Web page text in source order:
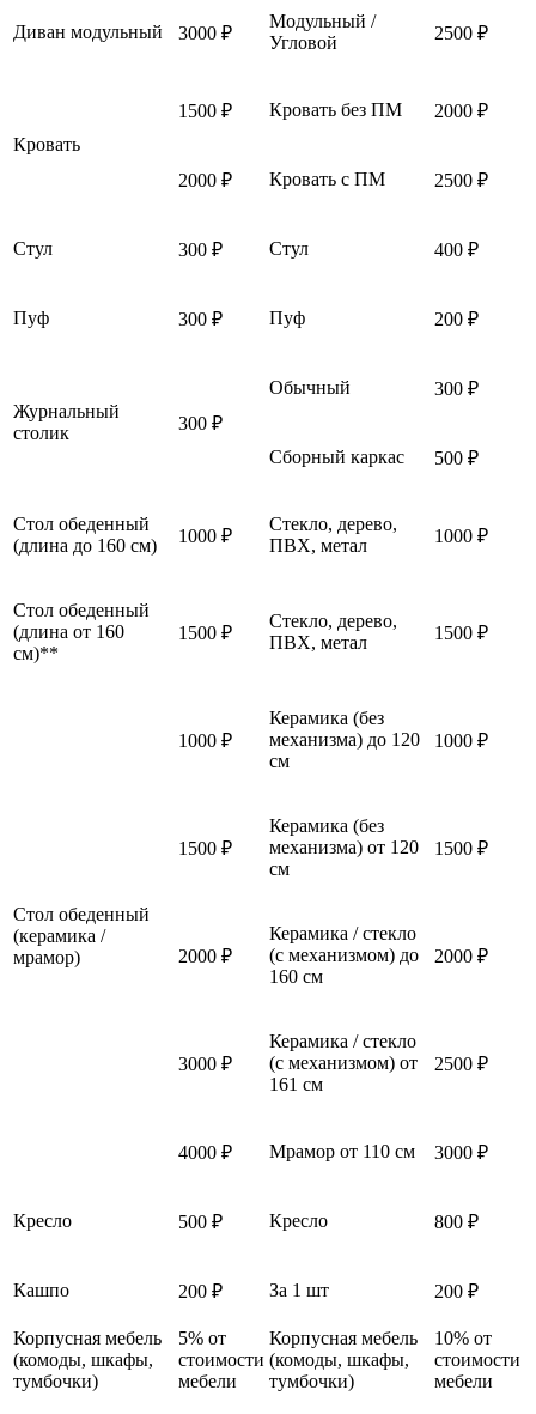
Диван модульный 3000 ₽
Модульный /
Угловой
2500 ₽
Кровать
1500 ₽ Кровать без ПМ 2000 ₽
2000 ₽ Кровать с ПМ 2500 ₽
Стул 300 ₽ Стул 400 ₽
Пуф 300 ₽ Пуф 200 ₽
Журнальный
столик
300 ₽
Обычный 300 ₽
Сборный каркас 500 ₽
Стол обеденный
(длина до 160 см)
1000 ₽
Стекло, дерево,
ПВХ, метал
1000 ₽
Стол обеденный
(длина от 160
см)**
1500 ₽
Стекло, дерево,
ПВХ, метал
1500 ₽
Стол обеденный
(керамика /
мрамор)
1000 ₽
Керамика (без
механизма) до 120
см
1000 ₽
1500 ₽
Керамика (без
механизма) от 120
см
1500 ₽
2000 ₽
Керамика / стекло
(с механизмом) до
160 см
2000 ₽
3000 ₽
Керамика / стекло
(с механизмом) от
161 см
2500 ₽
4000 ₽ Мрамор от 110 см 3000 ₽
Кресло 500 ₽ Кресло 800 ₽
Кашпо 200 ₽ За 1 шт 200 ₽
Корпусная мебель
(комоды, шкафы,
тумбочки)
5% от
стоимости
мебели
Корпусная мебель
(комоды, шкафы,
тумбочки)
10% от
стоимости
мебели